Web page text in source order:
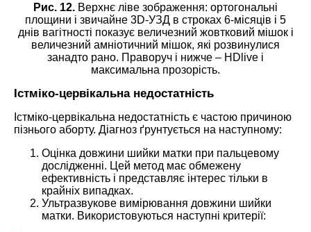
Рис. 12. Верхнє ліве зображення: ортогональні
площини і звичайне 3D-УЗД в строках 6-місяців і 5
днів вагітності показує величезний жовтковий мішок і
величезний амніотичний мішок, які розвинулися
занадто рано. Праворуч і нижче – HDlive і
максимальна прозорість.
Істміко-цервікальна недостатність
Істміко-цервікальна недостатність є частою причиною
пізнього аборту. Діагноз ґрунтується на наступному:
Оцінка довжини шийки матки при пальцевому
дослідженні. Цей метод має обмежену
ефективність і представляє інтерес тільки в
крайніх випадках.
Ультразвукове вимірювання довжини шийки
матки. Використовуються наступні критерії: